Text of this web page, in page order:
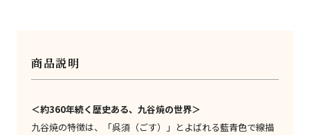
商品説明
＜約360年続く歴史ある、九谷焼の世界＞
九谷焼の特徴は、「呉須（ごす）」とよばれる藍青色で線描